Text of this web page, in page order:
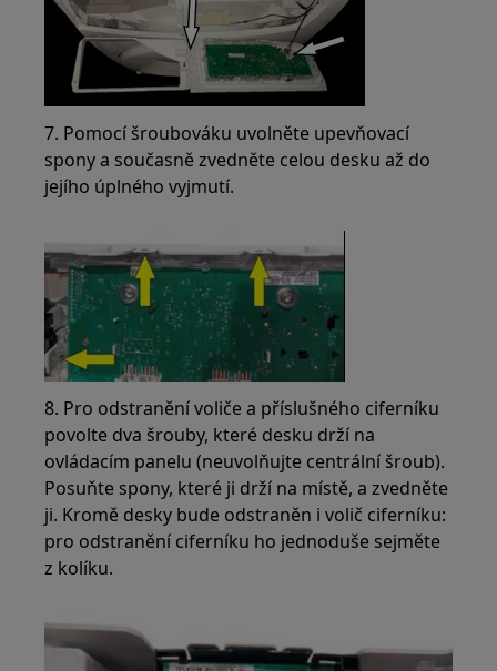
7. Pomocí šroubováku uvolněte upevňovací
spony a současně zvedněte celou desku až do
jejího úplného vyjmutí.
8. Pro odstranění voliče a příslušného ciferníku
povolte dva šrouby, které desku drží na
ovládacím panelu (neuvolňujte centrální šroub).
Posuňte spony, které ji drží na místě, a zvedněte
ji. Kromě desky bude odstraněn i volič ciferníku:
pro odstranění ciferníku ho jednoduše sejměte
z kolíku.